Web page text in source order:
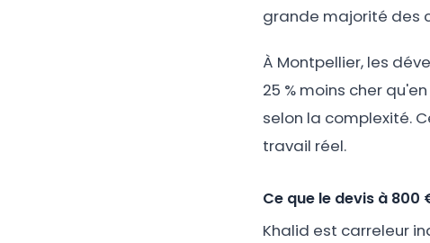
grande majorité des
À Montpellier, les
25 % moins cher
selon la complexité.
travail réel.
Ce que le devis à 800
Khalid est carreleur